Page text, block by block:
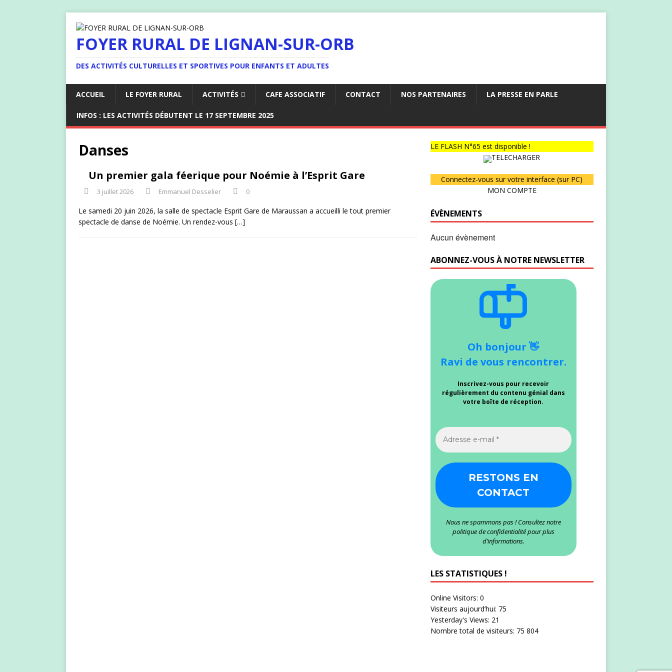
FOYER RURAL DE LIGNAN-SUR-ORB
DES ACTIVITÉS CULTURELLES ET SPORTIVES POUR ENFANTS ET ADULTES
ACCUEIL LE FOYER RURAL ACTIVITÉS CAFE ASSOCIATIF CONTACT NOS PARTENAIRES LA PRESSE EN PARLE
INFOS : LES ACTIVITÉS DÉBUTENT LE 17 SEPTEMBRE 2025
Danses
Un premier gala féerique pour Noémie à l’Esprit Gare
3 juillet 2026 Emmanuel Desselier 0
Le samedi 20 juin 2026, la salle de spectacle Esprit Gare de Maraussan a accueilli le tout premier
spectacle de danse de Noémie. Un rendez-vous […]
LE FLASH N°65 est disponible !
TELECHARGER
Connectez-vous sur votre interface (sur PC)
MON COMPTE
ÉVÈNEMENTS
Aucun évènement
ABONNEZ-VOUS À NOTRE NEWSLETTER
Oh bonjour 👋
Ravi de vous rencontrer.
Inscrivez-vous pour recevoir
régulièrement du contenu génial dans
votre boîte de réception.
Nous ne spammons pas ! Consultez notre
politique de confidentialitépour plus
d’informations.
LES STATISTIQUES !
Online Visitors: 0
Visiteurs aujourd’hui: 75
Yesterday's Views: 21
Nombre total de visiteurs: 75 804